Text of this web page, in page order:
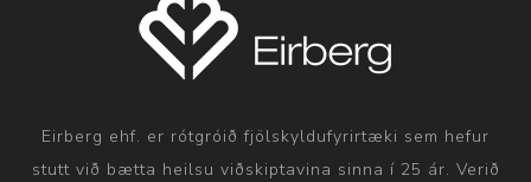
Eirberg ehf. er rótgróið fjölskyldufyrirtæki sem hefur
stutt við bætta heilsu viðskiptavina sinna í 25 ár. Verið